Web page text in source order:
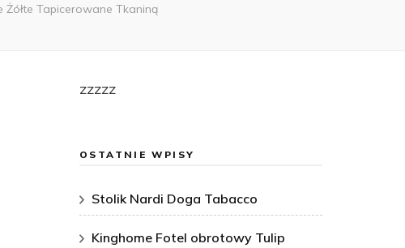
Tapicerowane Tkaniną
zzzzz
OSTATNIE WPISY
Stolik Nardi Doga Tabacco
Kinghome Fotel obrotowy Tulip